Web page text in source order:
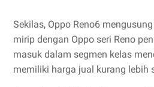
Sekilas, Oppo Reno6
mirip dengan Oppo seri Reno
masuk dalam segmen kelas
memiliki harga jual kurang lebih